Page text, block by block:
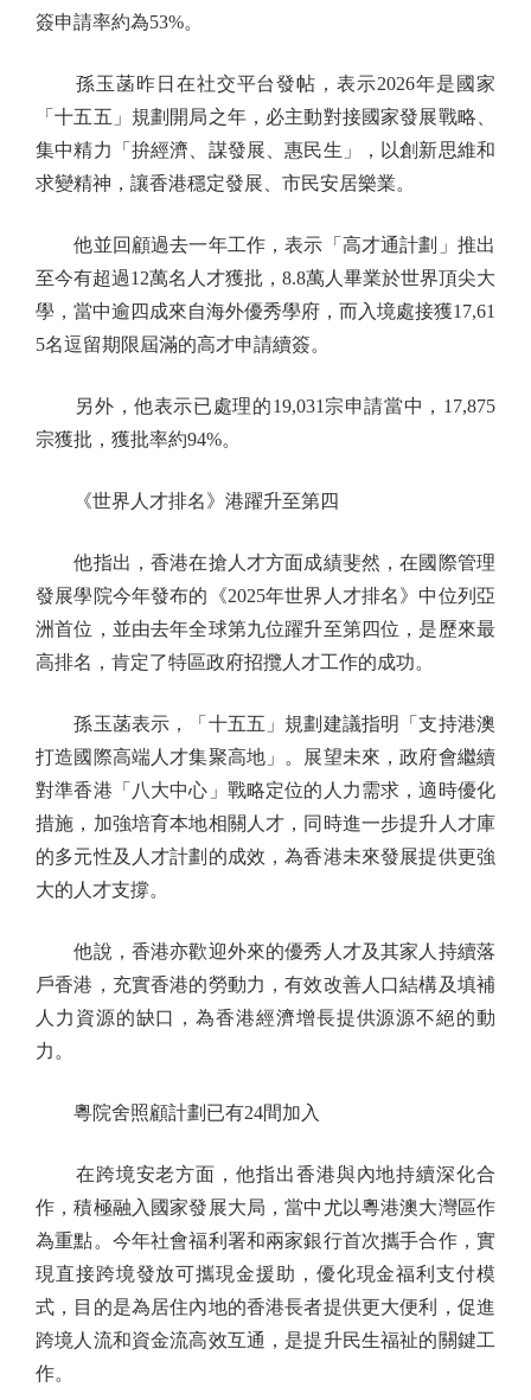
簽申請率約為53%。
孫玉菡昨日在社交平台發帖，表示2026年是國家
「十五五」規劃開局之年，必主動對接國家發展戰略、
集中精力「拚經濟、謀發展、惠民生」，以創新思維和
求變精神，讓香港穩定發展、市民安居樂業。
他並回顧過去一年工作，表示「高才通計劃」推出
至今有超過12萬名人才獲批，8.8萬人畢業於世界頂尖大
學，當中逾四成來自海外優秀學府，而入境處接獲17,61
5名逗留期限屆滿的高才申請續簽。
另外，他表示已處理的19,031宗申請當中，17,875
宗獲批，獲批率約94%。
《世界人才排名》港躍升至第四
他指出，香港在搶人才方面成績斐然，在國際管理
發展學院今年發布的《2025年世界人才排名》中位列亞
洲首位，並由去年全球第九位躍升至第四位，是歷來最
高排名，肯定了特區政府招攬人才工作的成功。
孫玉菡表示，「十五五」規劃建議指明「支持港澳
打造國際高端人才集聚高地」。展望未來，政府會繼續
對準香港「八大中心」戰略定位的人力需求，適時優化
措施，加強培育本地相關人才，同時進一步提升人才庫
的多元性及人才計劃的成效，為香港未來發展提供更強
大的人才支撐。
他說，香港亦歡迎外來的優秀人才及其家人持續落
戶香港，充實香港的勞動力，有效改善人口結構及填補
人力資源的缺口，為香港經濟增長提供源源不絕的動
力。
粵院舍照顧計劃已有24間加入
在跨境安老方面，他指出香港與內地持續深化合
作，積極融入國家發展大局，當中尤以粵港澳大灣區作
為重點。今年社會福利署和兩家銀行首次攜手合作，實
現直接跨境發放可攜現金援助，優化現金福利支付模
式，目的是為居住內地的香港長者提供更大便利，促進
跨境人流和資金流高效互通，是提升民生福祉的關鍵工
作。